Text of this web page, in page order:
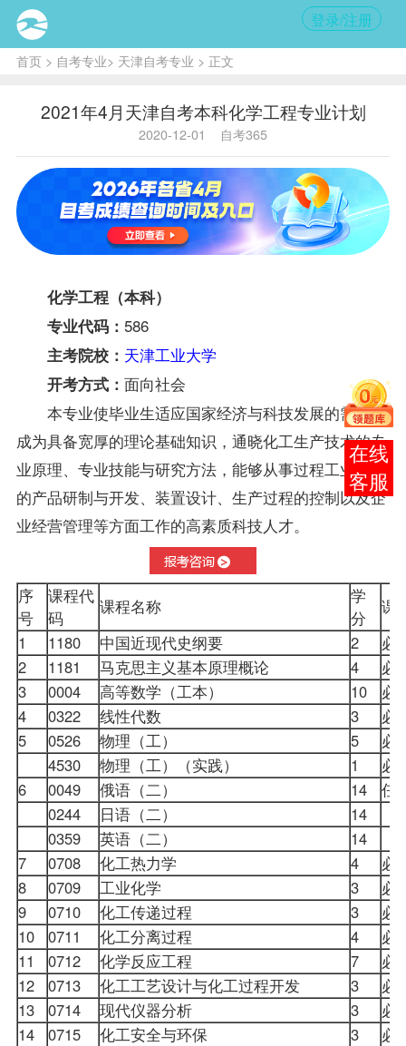
登录/注册
首页> 自考专业> 天津自考专业 > 正文
2021年4月天津自考本科化学工程专业计划
2020-12-01 自考365
化学工程（本科）
专业代码： 586
主考院校： 天津工业大学
开考方式： 面向社会
本专业使毕业生适应国家经济与科技发展的需求，
成为具备宽厚的理论基础知识，通晓化工生产技术的专
业原理、专业技能与研究方法，能够从事过程工业领域
的产品研制与开发、装置设计、生产过程的控制以及企
业经营管理等方面工作的高素质科技人才。
序
号
课程代
码
课程名称
学
分
课
1
1180 中国近现代史纲要 2
必
2
1181 马克思主义基本原理概论 4
必
3
0004 高等数学（工本） 10
必
4
0322 线性代数 3
必
5
0526 物理（工） 5
必
4530
物理（工）（实践） 1
必
6
0049 俄语（二） 14
任
0244
日语（二）
14
0359
英语（二）
14
7
0708 化工热力学 4
必
8
0709 工业化学 3
必
9
0710 化工传递过程 3
必
10
0711 化工分离过程 4
必
11
0712 化学反应工程 7
必
12
0713 化工工艺设计与化工过程开发 3
必
13
0714 现代仪器分析 3
必
14
0715 化工安全与环保 3
必
报考
咨询